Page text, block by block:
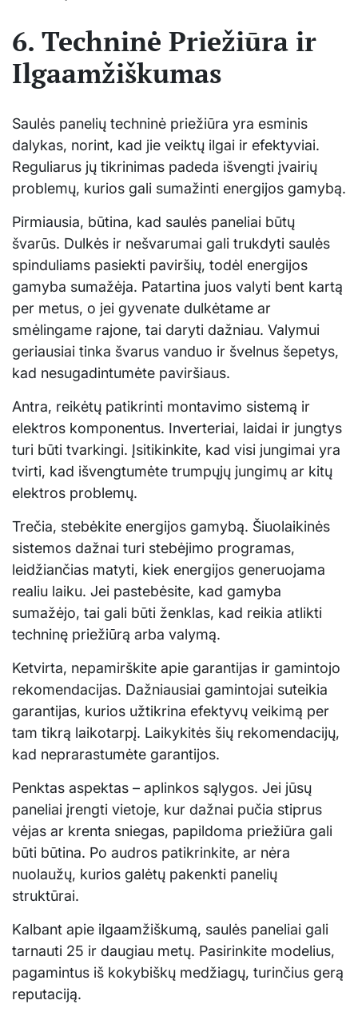
6. Techninė Priežiūra ir
Ilgaamžiškumas
Saulės panelių techninė priežiūra yra esminis
dalykas, norint, kad jie veiktų ilgai ir efektyviai.
Reguliarus jų tikrinimas padeda išvengti įvairių
problemų, kurios gali sumažinti energijos gamybą.
Pirmiausia, būtina, kad saulės paneliai būtų
švarūs. Dulkės ir nešvarumai gali trukdyti saulės
spinduliams pasiekti paviršių, todėl energijos
gamyba sumažėja. Patartina juos valyti bent kartą
per metus, o jei gyvenate dulkėtame ar
smėlingame rajone, tai daryti dažniau. Valymui
geriausiai tinka švarus vanduo ir švelnus šepetys,
kad nesugadintumėte paviršiaus.
Antra, reikėtų patikrinti montavimo sistemą ir
elektros komponentus. Inverteriai, laidai ir jungtys
turi būti tvarkingi. Įsitikinkite, kad visi jungimai yra
tvirti, kad išvengtumėte trumpųjų jungimų ar kitų
elektros problemų.
Trečia, stebėkite energijos gamybą. Šiuolaikinės
sistemos dažnai turi stebėjimo programas,
leidžiančias matyti, kiek energijos generuojama
realiu laiku. Jei pastebėsite, kad gamyba
sumažėjo, tai gali būti ženklas, kad reikia atlikti
techninę priežiūrą arba valymą.
Ketvirta, nepamirškite apie garantijas ir gamintojo
rekomendacijas. Dažniausiai gamintojai suteikia
garantijas, kurios užtikrina efektyvų veikimą per
tam tikrą laikotarpį. Laikykitės šių rekomendacijų,
kad neprarastumėte garantijos.
Penktas aspektas – aplinkos sąlygos. Jei jūsų
paneliai įrengti vietoje, kur dažnai pučia stiprus
vėjas ar krenta sniegas, papildoma priežiūra gali
būti būtina. Po audros patikrinkite, ar nėra
nuolaužų, kurios galėtų pakenkti panelių
struktūrai.
Kalbant apie ilgaamžiškumą, saulės paneliai gali
tarnauti 25 ir daugiau metų. Pasirinkite modelius,
pagamintus iš kokybiškų medžiagų, turinčius gerą
reputaciją.